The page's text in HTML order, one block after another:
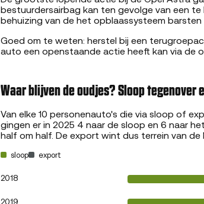
bestuurdersairbag kan ten gevolge van een
behuizing van de het opblaassysteem
Goed om te weten: herstel bij een
auto een openstaande actie heeft kan via de
Waar blijven de oudjes? Sloop tegenover
Van elke 10 personenauto's die via sloop of
gingen er in 2025 4 naar de sloop en 6 naar
half om half. De export wint dus terrein van de
sloop export
2018